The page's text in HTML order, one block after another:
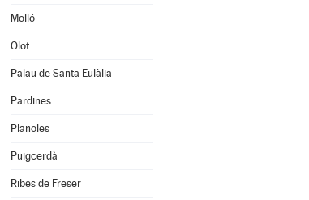
Molló
Olot
Palau de Santa Eulàlia
Pardines
Planoles
Puigcerdà
Ribes de Freser